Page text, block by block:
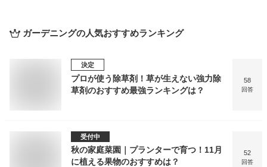
ガーデニングの人気おすすめランキング
決定
プロが使う除草剤！草が生えない強力除
草剤のおすすめ最強ランキングは？
58
回答
受付中
秋の家庭菜園｜プランターで育つ！11月
に植える果物のおすすめは？
52
回答